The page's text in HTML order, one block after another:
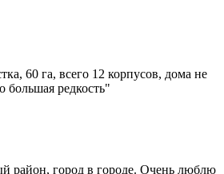
60 га, всего 12 корпусов, дома не
большая редкость"
район, город в городе. Очень люблю